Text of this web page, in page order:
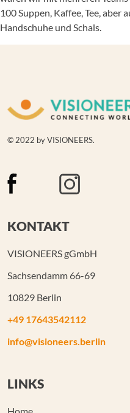
100 Suppen, Kaffee, Tee, aber
Handschuhe und Schals.
© 2022 by VISIONEERS.
KONTAKT
VISIONEERS gGmbH
Sachsendamm 66-69
10829 Berlin
+49 17643542112
info@visioneers.berlin
LINKS